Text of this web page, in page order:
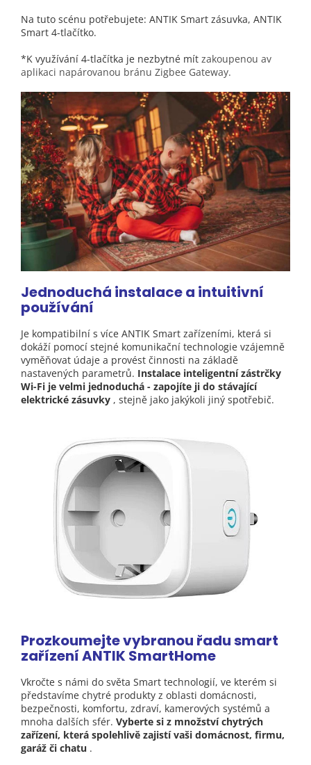
Na tuto scénu potřebujete: ANTIK Smart zásuvka, ANTIK
Smart 4-tlačítko.
*K využívání 4-tlačítka je nezbytné mít zakoupenou av
aplikaci napárovanou bránu Zigbee Gateway.
Jednoduchá instalace a intuitivní
používání
Je kompatibilní s více ANTIK Smart zařízeními, která si
dokáží pomocí stejné komunikační technologie vzájemně
vyměňovat údaje a provést činnosti na základě
nastavených parametrů. Instalace inteligentní zástrčky
Wi-Fi je velmi jednoduchá - zapojíte ji do stávající
elektrické zásuvky , stejně jako jakýkoli jiný spotřebič.
Prozkoumejte vybranou řadu smart
zařízení ANTIK SmartHome
Vkročte s námi do světa Smart technologií, ve kterém si
představíme chytré produkty z oblasti domácnosti,
bezpečnosti, komfortu, zdraví, kamerových systémů a
mnoha dalších sfér. Vyberte si z množství chytrých
zařízení, která spolehlivě zajistí vaši domácnost, firmu,
garáž či chatu .